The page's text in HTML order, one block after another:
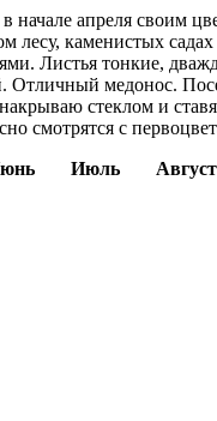
начале апреля своим
каменистых
Листья тонкие,
медонос.
стеклом и
смотрятся с
Июль Август